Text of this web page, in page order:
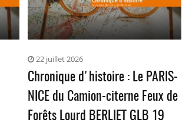
22 juillet 2026
Chronique d'histoire : Le PARIS-
NICE du Camion-citerne Feux de
Forêts Lourd BERLIET GLB 19